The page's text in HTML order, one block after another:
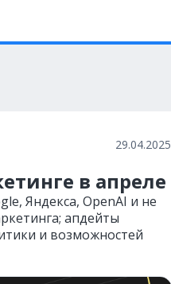
29.04.2025
в апреле
Яндекса, OpenAI и не
апдейты
и возможностей